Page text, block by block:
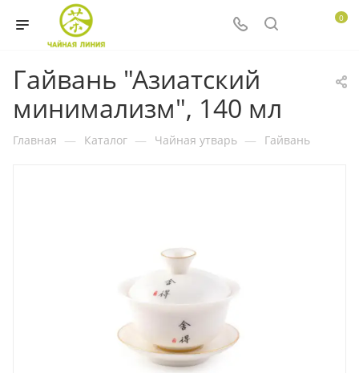
0
Гайвань "Азиатский
минимализм", 140 мл
Главная — Каталог — Чайная утварь — Гайвань